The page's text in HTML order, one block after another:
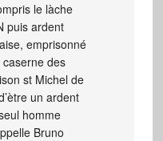
le làche
puis ardent
emprisonné
des
st Michel de
un ardent
homme
Bruno